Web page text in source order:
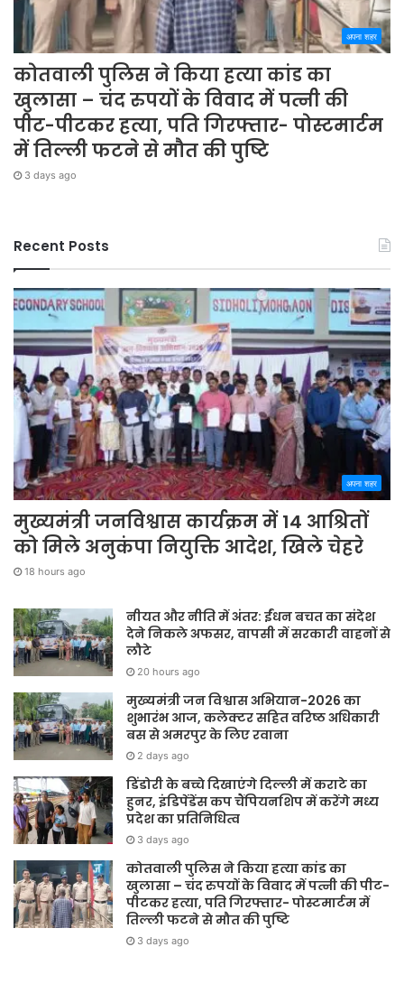
अपना शहर
कोतवाली पुलिस ने किया हत्या कांड का
खुलासा – चंद रुपयों के विवाद में पत्नी की
पीट-पीटकर हत्या, पति गिरफ्तार- पोस्टमार्टम
में तिल्ली फटने से मौत की पुष्टि
3 days ago
Recent Posts
अपना शहर
मुख्यमंत्री जनविश्वास कार्यक्रम में 14 आश्रितों
को मिले अनुकंपा नियुक्ति आदेश, खिले चेहरे
18 hours ago
नीयत और नीति में अंतर: ईंधन बचत का संदेश
देने निकले अफसर, वापसी में सरकारी वाहनों से
लौटे
20 hours ago
मुख्यमंत्री जन विश्वास अभियान-2026 का
शुभारंभ आज, कलेक्टर सहित वरिष्ठ अधिकारी
बस से अमरपुर के लिए रवाना
2 days ago
डिंडोरी के बच्चे दिखाएंगे दिल्ली में कराटे का
हुनर, इंडिपेंडेंस कप चैंपियनशिप में करेंगे मध्य
प्रदेश का प्रतिनिधित्व
3 days ago
कोतवाली पुलिस ने किया हत्या कांड का
खुलासा – चंद रुपयों के विवाद में पत्नी की पीट-
पीटकर हत्या, पति गिरफ्तार- पोस्टमार्टम में
तिल्ली फटने से मौत की पुष्टि
3 days ago